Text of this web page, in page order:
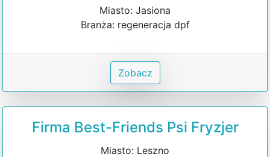
Miasto: Jasiona
Branża: regeneracja dpf
Zobacz
Firma Best-Friends Psi Fryzjer
Miasto: Leszno